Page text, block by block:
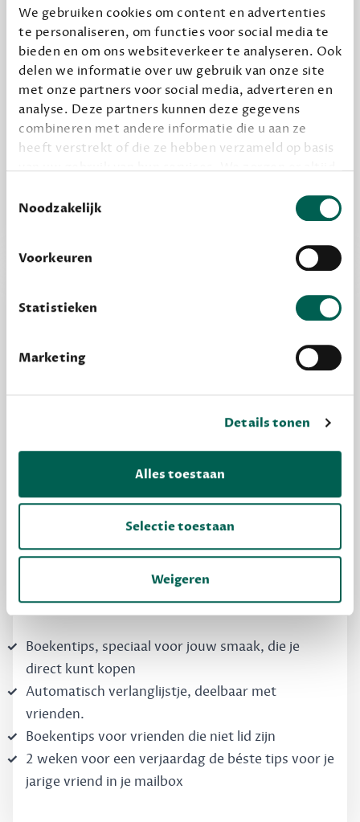
We gebruiken cookies om content en advertenties
te personaliseren, om functies voor social media te
bieden en om ons websiteverkeer te analyseren. Ook
delen we informatie over uw gebruik van onze site
met onze partners voor social media, adverteren en
analyse. Deze partners kunnen deze gegevens
combineren met andere informatie die u aan ze
heeft verstrekt of die ze hebben verzameld op basis
grondslag gebeurt, en er niet onnodig data van je
wordt verwerkt. Gevoelige persoonsgegevens delen
Noodzakelijk
Voorkeuren
Statistieken
Marketing
Details tonen
Alles toestaan
Selectie toestaan
Weigeren
Geef cadeau
Alles van Dewey Free
Word een bovengemiddelde lezer met 6 boeken
kijken of het zou bevallen (maar dit hoeft niet)
Dewey Free
Krijg boekentips, persoonlijk voor jou en je
vrienden. Krijg én geef betere cadeaus.
Schrijf nu gratis in
Boekentips, speciaal voor jouw smaak, die je
direct kunt kopen
Automatisch verlanglijstje, deelbaar met
vrienden.
Boekentips voor vrienden die niet lid zijn
2 weken voor een verjaardag de béste tips voor je
jarige vriend in je mailbox